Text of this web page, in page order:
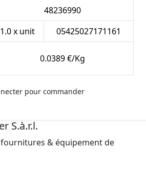
48236990
1.0 x unit
05425027171161
0.0389 €/Kg
pour commander
S.à.r.l.
& équipement de